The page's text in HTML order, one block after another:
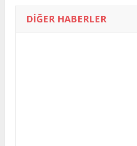
DIĞER HABERLER